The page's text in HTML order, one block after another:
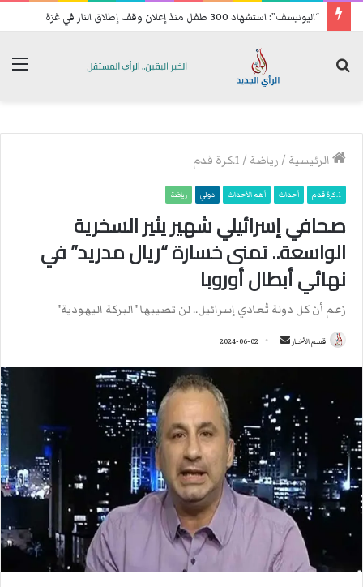
“اليونيسف”: استشهاد 300 طفل منذ إعلان وقف إطلاق النار في غزة
الرئيسية /رياضة /1.كرة قدم
1.كرة قدم أحداث أهم الأحداث دولي رياضة
صحافي إسرائيلي شهير يثير السخرية
الواسعة.. تمنى خسارة “ريال مدريد” في
نهائي أبطال أوروبا
زعم أن كل دولة تُعادي إسرائيل.. لن تصيبها "البركة اليهودية"
قسم الأخبار
ل
ر
ي
د
ا
ك
ت
2024-06-02